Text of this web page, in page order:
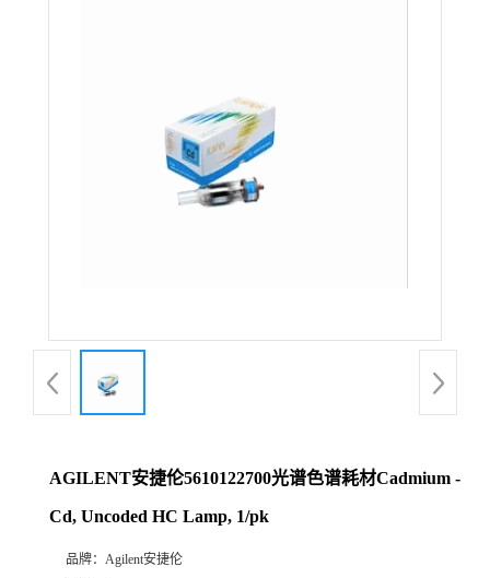
AGILENT安捷伦5610122700光谱色谱耗材Cadmium -
Cd, Uncoded HC Lamp, 1/pk
品牌： Agilent安捷伦